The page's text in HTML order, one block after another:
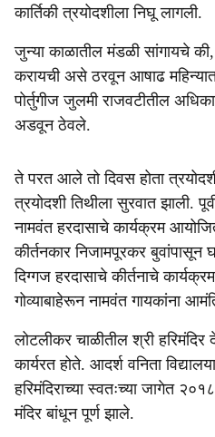
कार्तिकी त्रयोदशीला निघू लागली.
जुन्या काळातील मंडळी सांगायचे की,
करायची असे ठरवून आषाढ
पोर्तुगीज जुलमी राजवटीतील
अडवून ठेवले.
ते परत आले तो दिवस होता
त्रयोदशी तिथीला सुरवात झाली.
नामवंत हरदासाचे कार्यक्रम
कीर्तनकार निजामपूरकर बुवांपासून
दिग्गज हरदासाचे कीर्तनाचे
गोव्याबाहेरून नामवंत गायकांना
लोटलीकर चाळीतील श्री
कार्यरत होते. आदर्श वनिता
हरिमंदिराच्या स्वतःच्या जागेत
मंदिर बांधून पूर्ण झाले.